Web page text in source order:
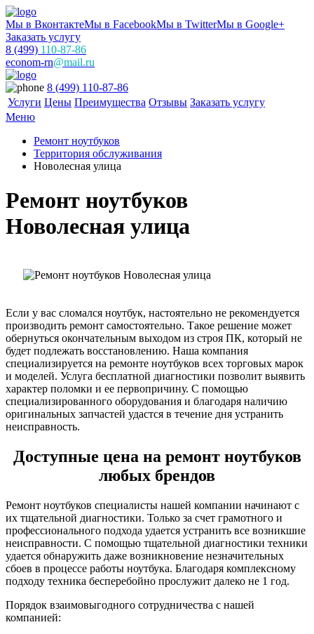
Мы в ВконтактеМы в FacebookМы в TwitterМы в Google+
Заказать услугу
8 (499) 110-87-86
econom-rn@mail.ru
8 (499) 110-87-86
Услуги Цены Преимущества Отзывы Заказать услугу
Меню
Ремонт ноутбуков
Территория обслуживания
Новолесная улица
Ремонт ноутбуков
Новолесная улица
Если у вас сломался ноутбук, настоятельно не рекомендуется
производить ремонт самостоятельно. Такое решение может
обернуться окончательным выходом из строя ПК, который не
будет подлежать восстановлению. Наша компания
специализируется на ремонте ноутбуков всех торговых марок
и моделей. Услуга бесплатной диагностики позволит выявить
характер поломки и ее первопричину. С помощью
специализированного оборудования и благодаря наличию
оригинальных запчастей удастся в течение дня устранить
неисправность.
Доступные цена на ремонт ноутбуков
любых брендов
Ремонт ноутбуков специалисты нашей компании начинают с
их тщательной диагностики. Только за счет грамотного и
профессионального подхода удается устранить все возникшие
неисправности. С помощью тщательной диагностики техники
удается обнаружить даже возникновение незначительных
сбоев в процессе работы ноутбука. Благодаря комплексному
подходу техника бесперебойно прослужит далеко не 1 год.
Порядок взаимовыгодного сотрудничества с нашей
компанией: